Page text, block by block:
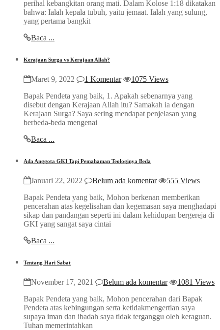
perihal kebangkitan orang mati. Dalam Kolose 1:18 dikatakan
bahwa: Ialah kepala tubuh, yaitu jemaat. Ialah yang sulung,
yang pertama bangkit
Baca ...
Kerajaan Surga vs Kerajaan Allah?
Maret 9, 2022 1 Komentar
1075 Views
Bapak Pendeta yang baik, 1. Apakah sebenarnya yang
disebut dengan Kerajaan Allah itu? Samakah ia dengan
Kerajaan Surga? Saya sering mendapat penjelasan yang
berbeda-beda mengenai
Baca ...
Ada Anggota GKI Tapi Pemahaman Teologinya Beda
Januari 22, 2022 Belum ada komentar
555 Views
Bapak Pendeta yang baik, Mohon berkenan memberikan
pencerahan atas kegelisahan dan kegemasan saya menghadapi
sikap dan pandangan seperti ini dalam kehidupan bergereja di
GKI yang sangat saya cintai
Baca ...
Tentang Hari Sabat
November 17, 2021 Belum ada komentar
1081 Views
Bapak Pendeta yang baik, Mohon pencerahan dari Bapak
Pendeta atas kebingungan serta ketidakmengertian saya
supaya iman dan ibadah saya tidak terganggu oleh keraguan.
Tuhan memerintahkan